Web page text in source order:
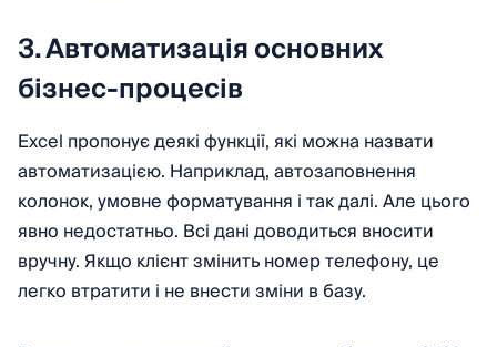
3. Автоматизація основних
бізнес-процесів
Excel пропонує деякі функції, які можна назвати
автоматизацією. Наприклад, автозаповнення
колонок, умовне форматування і так далі. Але цього
явно недостатньо. Всі дані доводиться вносити
вручну. Якщо клієнт змінить номер телефону, це
легко втратити і не внести зміни в базу.